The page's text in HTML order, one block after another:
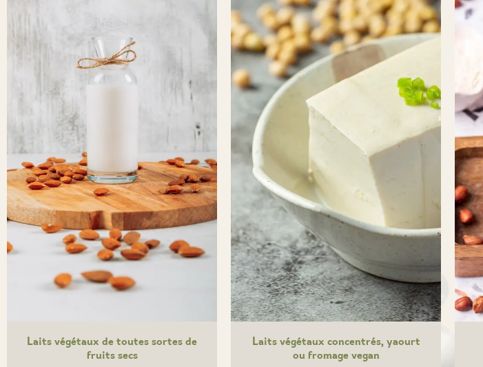
Laits végétaux de toutes sortes de
fruits secs
Laits végétaux concentrés, yaourt
ou fromage vegan